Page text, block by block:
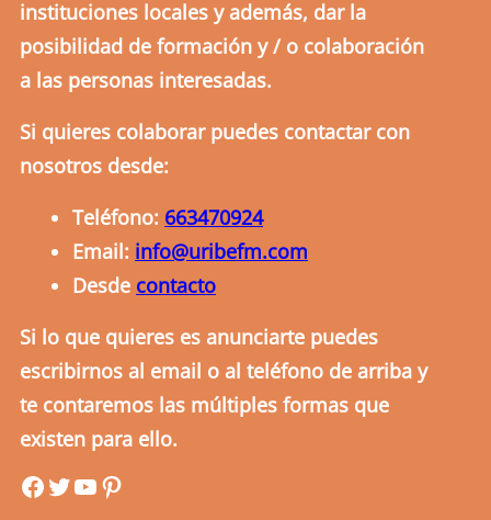
instituciones locales y además, dar la
posibilidad de formación y / o colaboración
a las personas interesadas.
Si quieres colaborar puedes contactar con
nosotros desde:
Teléfono: 663470924
Email: info@uribefm.com
Desde contacto
Si lo que quieres es anunciarte puedes
escribirnos al email o al teléfono de arriba y
te contaremos las múltiples formas que
existen para ello.
uribefmuribefmYouTube Pinterest